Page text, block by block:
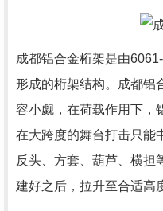
成都铝合金桁架是由
形成的桁架结构。成都铝
容小觑，在荷载作用下，
在大跨度的舞台打击只能
反头、方套、葫芦、横担
建好之后，拉升至合适高